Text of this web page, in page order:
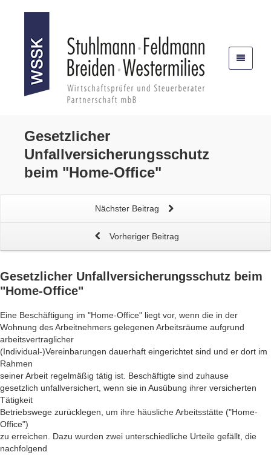
Gesetzlicher
Unfallversicherungsschutz
beim "Home-Office"
Nächster Beitrag
Vorheriger Beitrag
Gesetzlicher Unfallversicherungsschutz beim
"Home-Office"
Eine Beschäftigung im "Home-Office" liegt vor, wenn die in der
Wohnung des Arbeitnehmers gelegenen Arbeitsräume aufgrund
arbeitsvertraglicher
(Individual-)Vereinbarungen dauerhaft eingerichtet sind und er dort im
Rahmen
seiner Arbeit regelmäßig tätig ist. Beschäftigte sind zuhause
gesetzlich unfallversichert, wenn sie in Ausübung ihrer versicherten
Tätigkeit
Betriebswege zurücklegen, um ihre häusliche Arbeitsstätte ("Home-
Office")
zu erreichen. Dazu wurden zwei unterschiedliche Urteile gefällt, die
nachfolgend